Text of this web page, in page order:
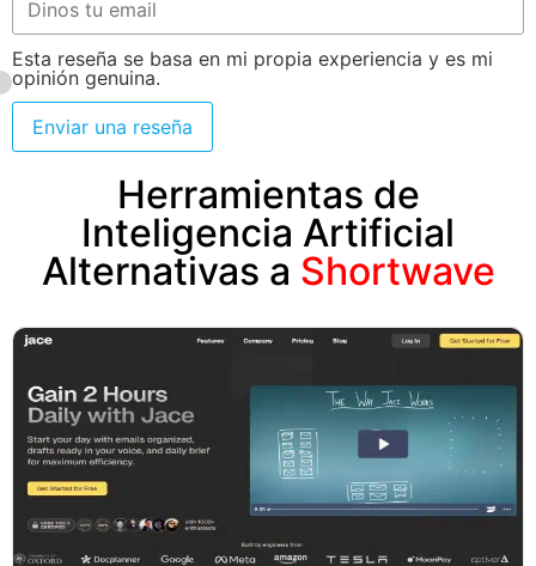
Esta reseña se basa en mi propia experiencia y es mi
opinión genuina.
Enviar una reseña
Herramientas de
Inteligencia Artificial
Alternativas a Shortwave